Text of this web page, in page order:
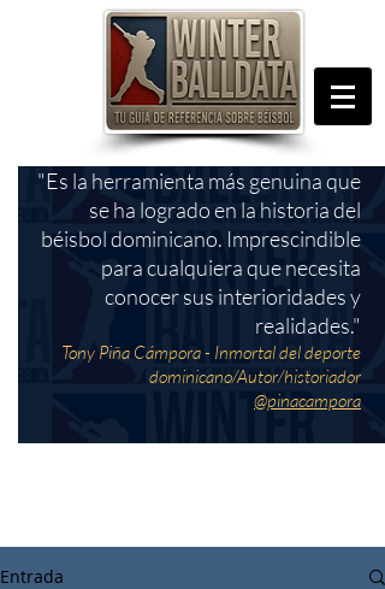
"Es la herramienta más genuina que
se ha logrado en la historia del
béisbol dominicano. Imprescindible
para cualquiera que necesita
conocer sus interioridades y
realidades."
Tony Piña Cámpora - Inmortal del deporte
dominicano/Autor/historiador
@pinacampora
Entrada